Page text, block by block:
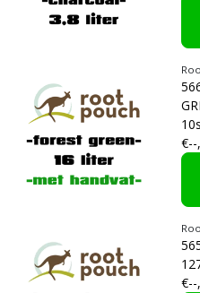
€--
€--